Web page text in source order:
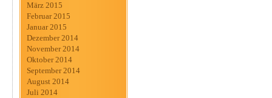
März 2015
Februar 2015
Januar 2015
Dezember 2014
November 2014
Oktober 2014
September 2014
August 2014
Juli 2014